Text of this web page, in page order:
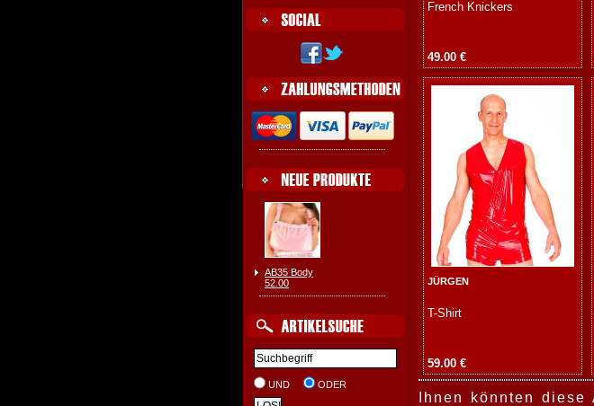
AB35 Body
52.00
UND ODER
French Knickers
49.00 €
JÜRGEN
T-Shirt
59.00 €
Ihnen könnten